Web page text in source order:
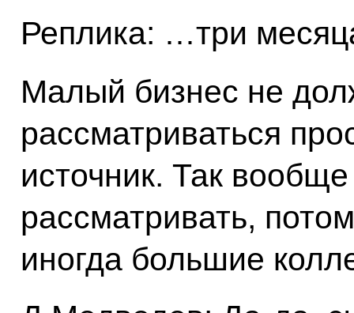
Реплика: …три
Малый бизнес не
рассматриваться
источник. Так
рассматривать,
иногда большие